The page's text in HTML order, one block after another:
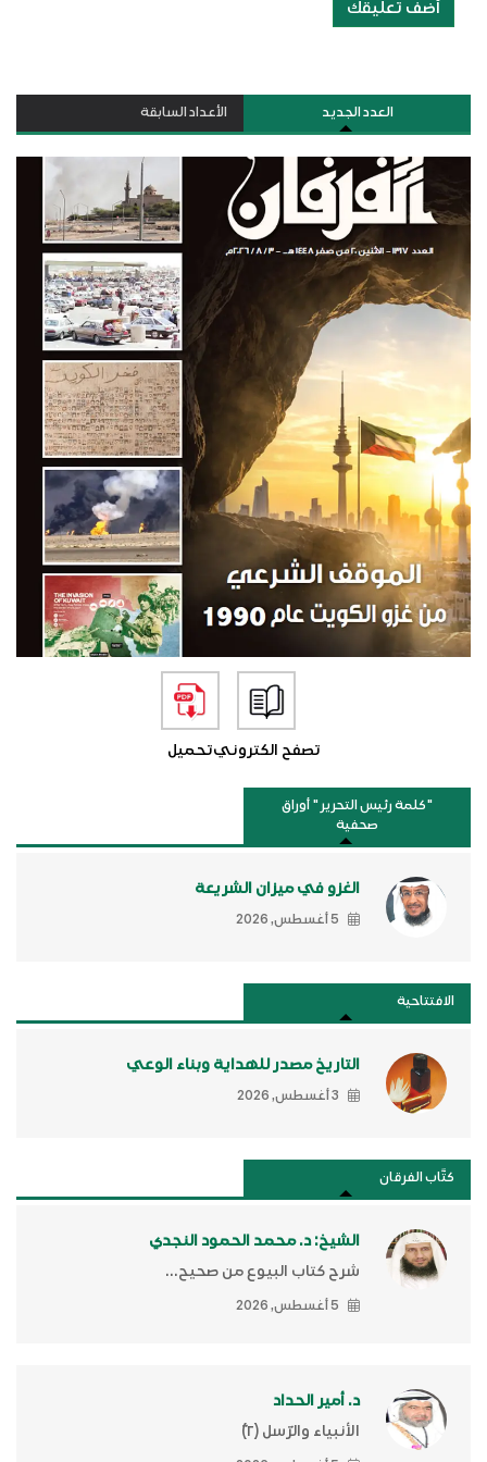
أضف تعليقك
العدد الجديد الأعداد السابقة
تصفح الكترونيتحميل
"كلمة رئيس التحرير " أوراق
صحفية
الغزو في ميزان الشريعة
5 أغسطس, 2026
الافتتاحية
التاريخ مصدر للهداية وبناء الوعي
3 أغسطس, 2026
كتَّاب الفرقان
الشيخ: د. محمد الحمود النجدي
شرح كتاب البيوع من صحيح...
5 أغسطس, 2026
د. أمير الحداد
الأنبياء والرّسل (٢)ّ